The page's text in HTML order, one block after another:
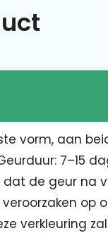
vorm, aan
7–15
de geur na
op
verkleuring